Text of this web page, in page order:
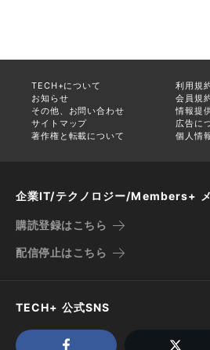
TECH+について
利用規
お知らせ
会員規
その他、お問い合わせ
情報提
サイトマップ
広告に
著作権と転載について
個人情
企業IT/テクノロジー/Members+
購読登録はこちら
配信停止はこちら
TECH+ 公式SNS